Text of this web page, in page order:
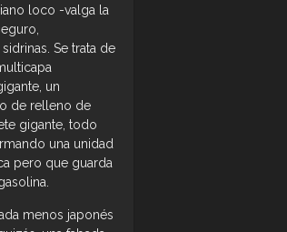
loco -valga la
Se trata de
un
de relleno de
gigante, todo
una unidad
pero que guarda
menos japonés